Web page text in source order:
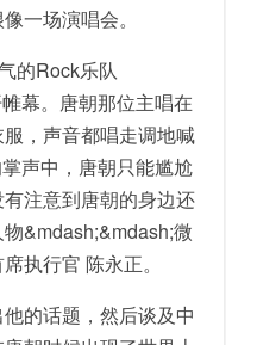
一场演唱会。
的Rock乐队
幕。唐朝那位主唱在
，声音都唱走调地喊
声中，唐朝只能尴尬
注意到唐朝的身边还
&mdash;&mdash;微
执行官 陈永正。
的话题，然后谈及中